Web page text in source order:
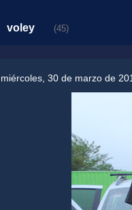
voley (45)
miércoles, 30 de marzo de